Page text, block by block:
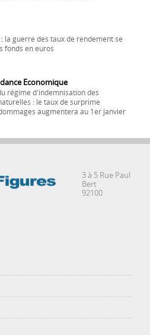
la guerre des taux de rendement se
fonds en euros
Economique
régime d'indemnisation des
: le taux de surprime
augmentera au 1er janvier
3 à 5 Rue Paul
Bert
92100